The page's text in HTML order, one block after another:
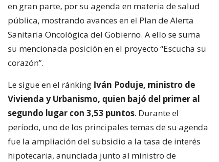
en gran parte, por su agenda en materia de salud
pública, mostrando avances en el Plan de Alerta
Sanitaria Oncológica del Gobierno. A ello se suma
su mencionada posición en el proyecto “Escucha su
corazón”.
Le sigue en el ránking Iván Poduje, ministro de
Vivienda y Urbanismo, quien bajó del primer al
segundo lugar con 3,53 puntos. Durante el
período, uno de los principales temas de su agenda
fue la ampliación del subsidio a la tasa de interés
hipotecaria, anunciada junto al ministro de